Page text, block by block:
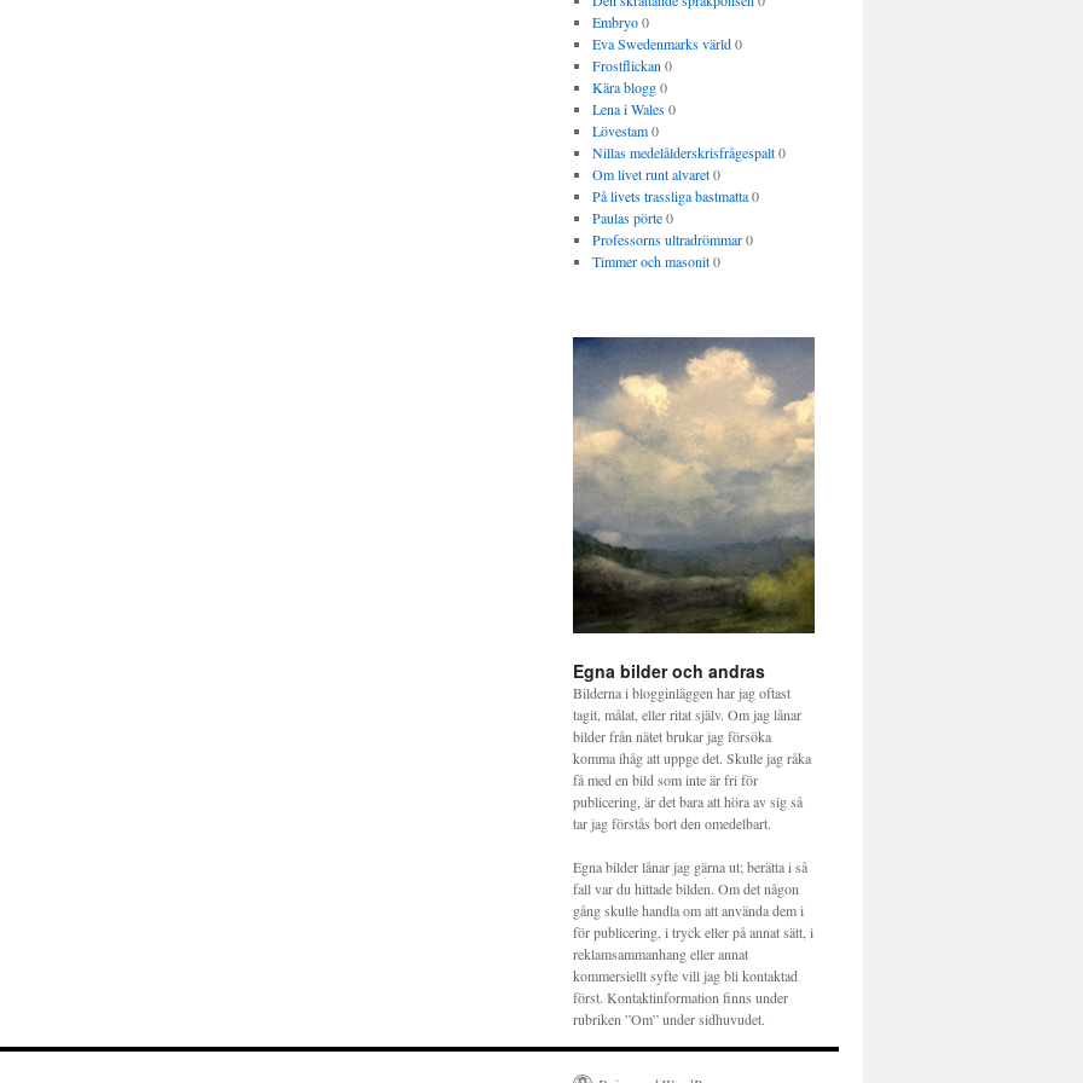
Embryo0
Eva Swedenmarks värld0
Frostflickan 0
Kära blogg0
Lena i Wales0
Lövestam0
Nillas medelålderskrisfrågespalt0
Om livet runt alvaret0
På livets trassliga bastmatta0
Paulas pörte0
Professorns ultradrömmar0
Timmer och masonit0
Egna bilder och andras
Bilderna i blogginläggen har jag oftast
tagit, målat, eller ritat själv. Om jag lånar
bilder från nätet brukar jag försöka
komma ihåg att uppge det. Skulle jag råka
få med en bild som inte är fri för
publicering, är det bara att höra av sig så
tar jag förstås bort den omedelbart.
Egna bilder lånar jag gärna ut; berätta i så
fall var du hittade bilden. Om det någon
gång skulle handla om att använda dem i
för publicering, i tryck eller på annat sätt, i
reklamsammanhang eller annat
kommersiellt syfte vill jag bli kontaktad
först. Kontaktinformation finns under
rubriken ”Om” under sidhuvudet.